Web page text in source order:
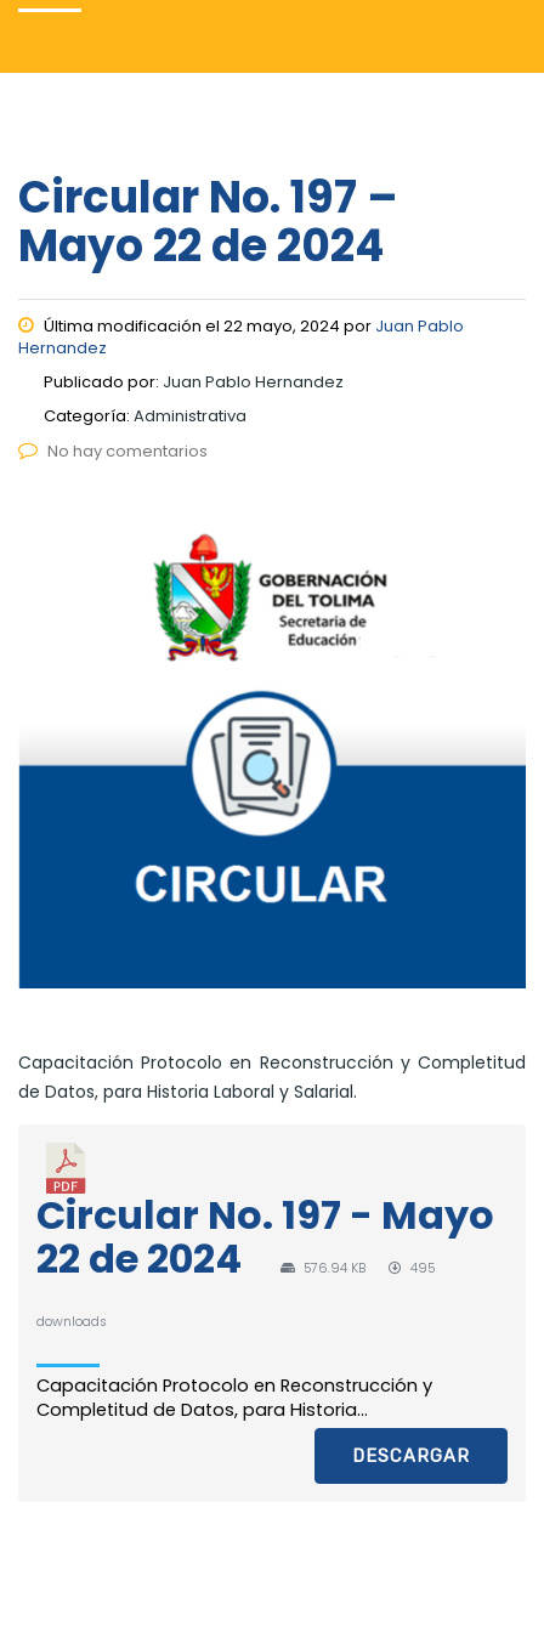
Circular No. 197 –
Mayo 22 de 2024
Última modificación el 22 mayo, 2024 por Juan Pablo
Hernandez
Publicado por: Juan Pablo Hernandez
Categoría: Administrativa
No hay comentarios
Capacitación Protocolo en Reconstrucción y Completitud
de Datos, para Historia Laboral y Salarial.
Circular No. 197 - Mayo
22 de 2024
576.94 KB 495
downloads
Capacitación Protocolo en Reconstrucción y
Completitud de Datos, para Historia...
DESCARGAR